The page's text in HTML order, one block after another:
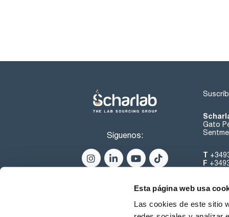
Esta página web usa
Las cookies de este sitio
Síguenos:
Gato
T
F